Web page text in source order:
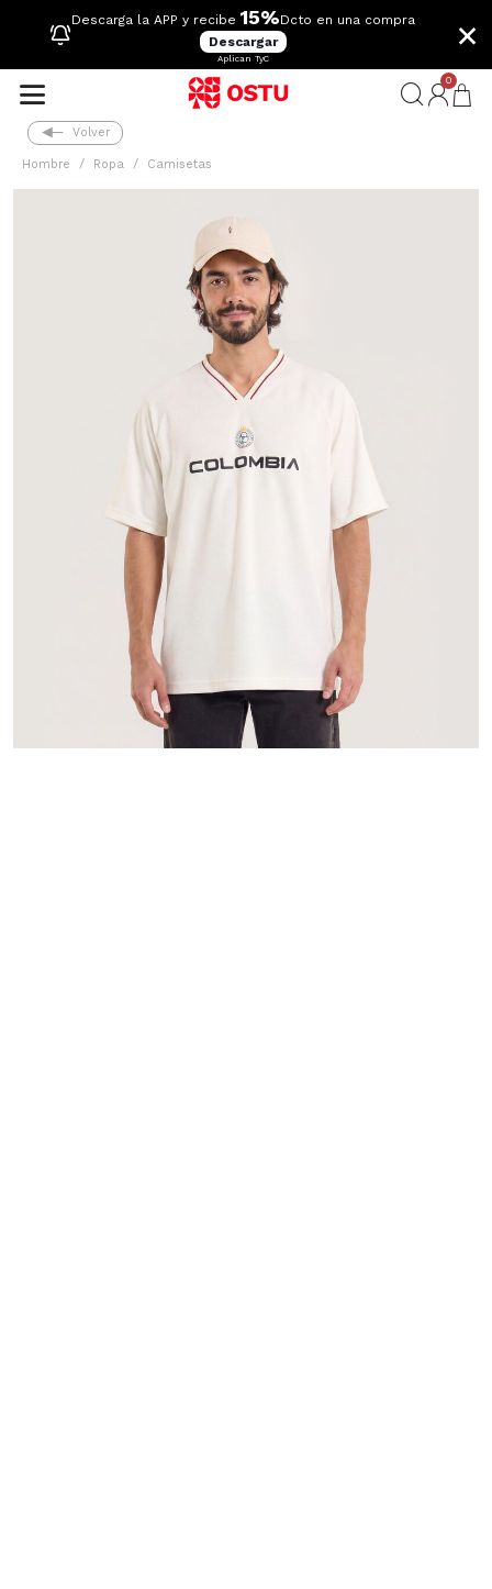
Descarga la APP y recibe 15%Dcto en una compra
Descargar
Aplican TyC
×
0
Volver
Hombre Ropa Camisetas